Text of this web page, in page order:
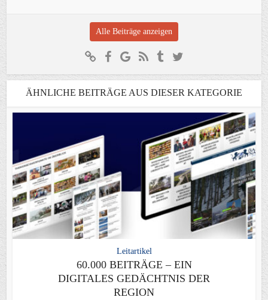
Alle Beiträge anzeigen
ÄHNLICHE BEITRÄGE AUS DIESER KATEGORIE
Leitartikel
60.000 BEITRÄGE – EIN
DIGITALES GEDÄCHTNIS DER
REGION